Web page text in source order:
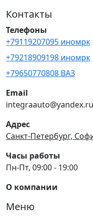
Контакты
Телефоны
+79119207095 иномрк
+79218909198 иномрк
+79650770808 ВАЗ
Email
integraauto@yandex.ru
Адрес
Санкт-Петербург,
Часы работы
Пн-Пт, 09:00 - 19:00
О компании
Меню